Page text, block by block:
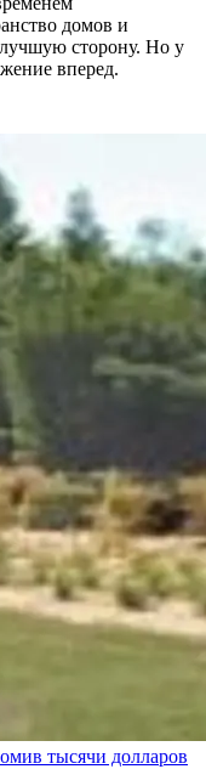
домов и
лучшую сторону. Но у
вперед.
тысячи долларов